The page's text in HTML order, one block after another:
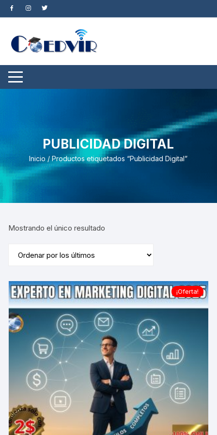
Saltar
al
PUBLICIDAD DIGITAL
Inicio / Productos etiquetados “Publicidad Digital”
Mostrando el único resultado
¡Oferta!